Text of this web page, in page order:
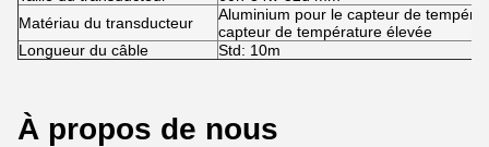
Matériau du transducteur
Aluminium pour le capteur de
capteur de température élevée
Longueur du câble
Std: 10m
À propos de nous